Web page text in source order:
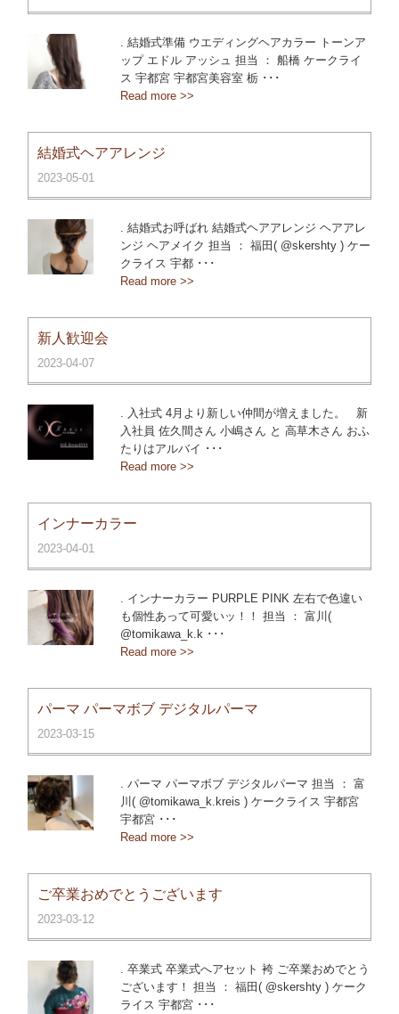
. 結婚式準備 ウエディングヘアカラー トーンア
ップ エドル アッシュ 担当 ： 船橋 ケークライ
ス 宇都宮 宇都宮美容室 栃 ･･･
Read more >>
結婚式ヘアアレンジ
2023-05-01
. 結婚式お呼ばれ 結婚式ヘアアレンジ ヘアアレ
ンジ ヘアメイク 担当 ： 福田( @skershty ) ケー
クライス 宇都 ･･･
Read more >>
新人歓迎会
2023-04-07
. 入社式 4月より新しい仲間が増えました。 新
入社員 佐久間さん 小嶋さん と 高草木さん おふ
たりはアルバイ ･･･
Read more >>
インナーカラー
2023-04-01
. インナーカラー PURPLE PINK 左右で色違い
も個性あって可愛いッ！！ 担当 ： 富川(
@tomikawa_k.k ･･･
Read more >>
パーマ パーマボブ デジタルパーマ
2023-03-15
. パーマ パーマボブ デジタルパーマ 担当 ： 富
川( @tomikawa_k.kreis ) ケークライス 宇都宮
宇都宮 ･･･
Read more >>
ご卒業おめでとうございます
2023-03-12
. 卒業式 卒業式へアセット 袴 ご卒業おめでとう
ございます！ 担当 ： 福田( @skershty ) ケーク
ライス 宇都宮 ･･･